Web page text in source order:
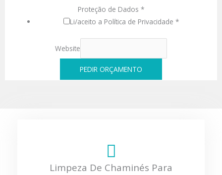
Proteção de Dados *
Li/aceito a Política de Privacidade *
Website
PEDIR ORÇAMENTO
Limpeza De Chaminés Para